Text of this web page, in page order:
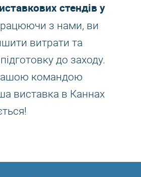
стендів у
з нами, ви
витрати та
до заходу.
командою
виставка в Каннах